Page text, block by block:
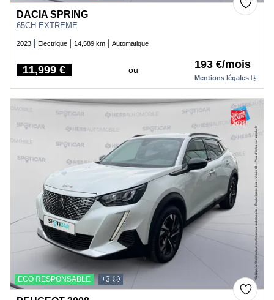
DACIA SPRING
65CH EXTREME
2023 Electrique 14,589 km Automatique
Price
11,999 € ou 193 €/mois
Mentions légales
ECO RESPONSABLE +3